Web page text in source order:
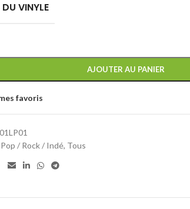
VINYLE
AJOUTER AU PANIER
favoris
Pop / Rock / Indé, Tous